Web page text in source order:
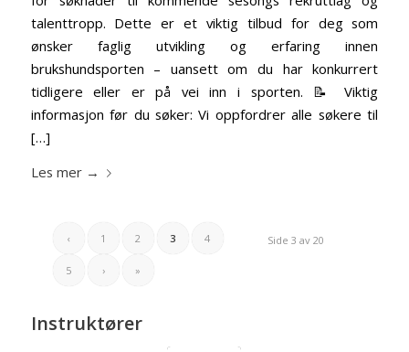
talenttropp. Dette er et viktig tilbud for deg som
ønsker faglig utvikling og erfaring innen
brukshundsporten – uansett om du har konkurrert
tidligere eller er på vei inn i sporten. 📝 Viktig
informasjon før du søker: Vi oppfordrer alle søkere til
[…]
Les mer→
Side 3 av 20
‹ 1 2 3 4
5 › »
Instruktører